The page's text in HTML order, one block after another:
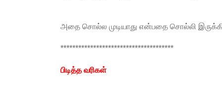
அதை சொல்ல முடியாது என்பதை சொல்லி
**************************************
பிடித்த வரிகள்